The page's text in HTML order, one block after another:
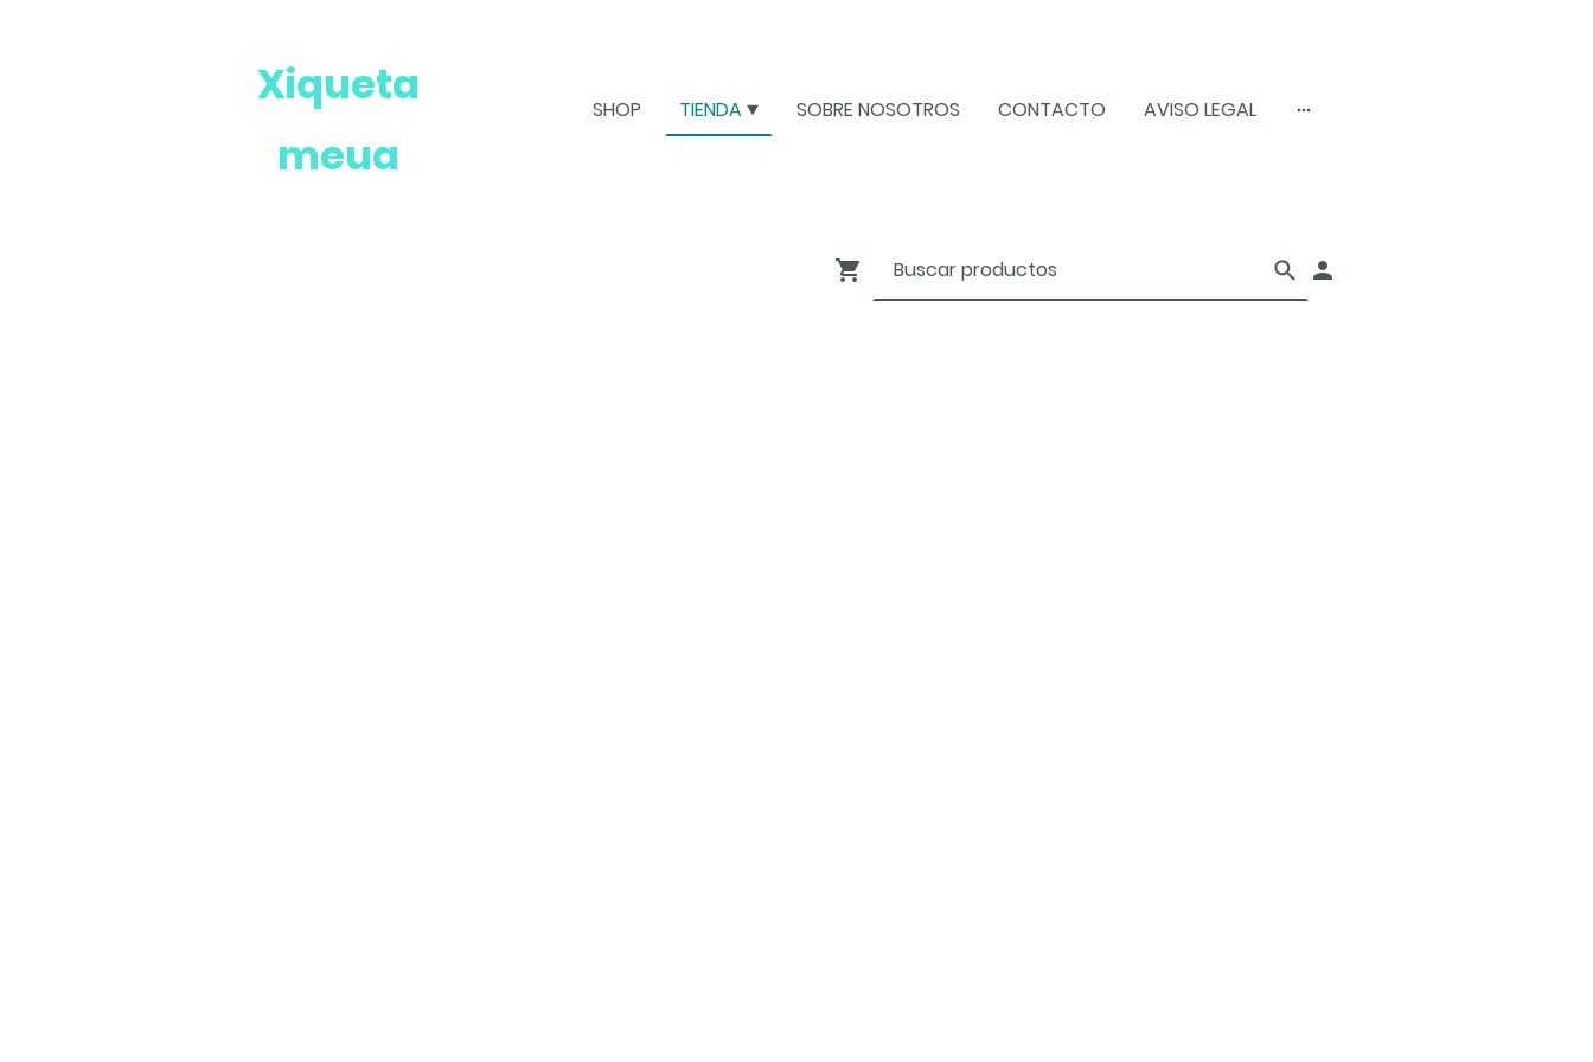
Xiqueta
meua
SHOP TIENDA SOBRE NOSOTROS CONTACTO AVISO LEGAL